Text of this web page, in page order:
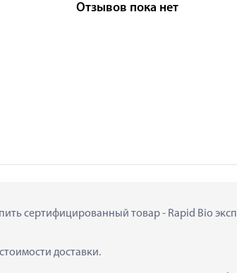
Отзывов пока нет
сертифицированный товар - Rapid Bio
доставки.